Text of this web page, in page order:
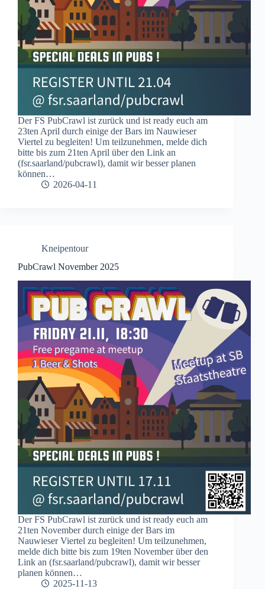
Der FS PubCrawl ist zurück und ist ready euch am
23ten April durch einige der Bars im Nauwieser
Viertel zu begleiten! Um teilzunehmen, melde dich
bitte bis zum 21ten April über den Link an
(fsr.saarland/pubcrawl), damit wir besser planen
können…
2026-04-11
Kneipentour
PubCrawl November 2025
Der FS PubCrawl ist zurück und ist ready euch am
21ten November durch einige der Bars im
Nauwieser Viertel zu begleiten! Um teilzunehmen,
melde dich bitte bis zum 19ten November über den
Link an (fsr.saarland/pubcrawl), damit wir besser
planen können…
2025-11-13